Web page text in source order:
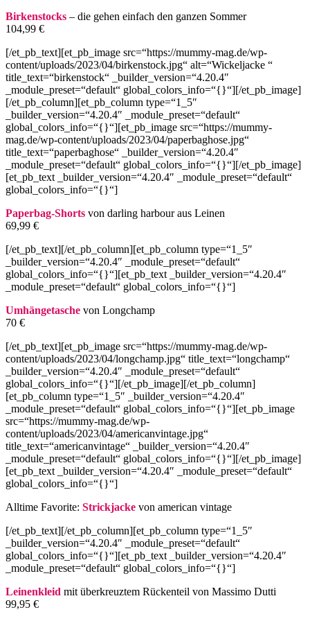
Birkenstocks – die gehen einfach den ganzen Sommer
104,99 €
[/et_pb_text][et_pb_image src=“https://mummy-mag.de/wp-
content/uploads/2023/04/birkenstock.jpg“ alt=“Wickeljacke “
title_text=“birkenstock“ _builder_version=“4.20.4″
_module_preset=“default“ global_colors_info=“{}“][/et_pb_image]
[/et_pb_column][et_pb_column type=“1_5″
_builder_version=“4.20.4″ _module_preset=“default“
global_colors_info=“{}“][et_pb_image src=“https://mummy-
mag.de/wp-content/uploads/2023/04/paperbaghose.jpg“
title_text=“paperbaghose“ _builder_version=“4.20.4″
_module_preset=“default“ global_colors_info=“{}“][/et_pb_image]
[et_pb_text _builder_version=“4.20.4″ _module_preset=“default“
global_colors_info=“{}“]
Paperbag-Shorts von darling harbour aus Leinen
69,99 €
[/et_pb_text][/et_pb_column][et_pb_column type=“1_5″
_builder_version=“4.20.4″ _module_preset=“default“
global_colors_info=“{}“][et_pb_text _builder_version=“4.20.4″
_module_preset=“default“ global_colors_info=“{}“]
Umhängetasche von Longchamp
70 €
[/et_pb_text][et_pb_image src=“https://mummy-mag.de/wp-
content/uploads/2023/04/longchamp.jpg“ title_text=“longchamp“
_builder_version=“4.20.4″ _module_preset=“default“
global_colors_info=“{}“][/et_pb_image][/et_pb_column]
[et_pb_column type=“1_5″ _builder_version=“4.20.4″
_module_preset=“default“ global_colors_info=“{}“][et_pb_image
src=“https://mummy-mag.de/wp-
content/uploads/2023/04/americanvintage.jpg“
title_text=“americanvintage“ _builder_version=“4.20.4″
_module_preset=“default“ global_colors_info=“{}“][/et_pb_image]
[et_pb_text _builder_version=“4.20.4″ _module_preset=“default“
global_colors_info=“{}“]
Alltime Favorite: Strickjacke von american vintage
[/et_pb_text][/et_pb_column][et_pb_column type=“1_5″
_builder_version=“4.20.4″ _module_preset=“default“
global_colors_info=“{}“][et_pb_text _builder_version=“4.20.4″
_module_preset=“default“ global_colors_info=“{}“]
Leinenkleid mit überkreuztem Rückenteil von Massimo Dutti
99,95 €